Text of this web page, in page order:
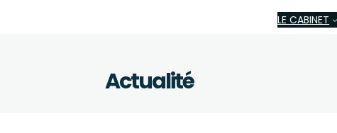
LE CABINET
Actualité